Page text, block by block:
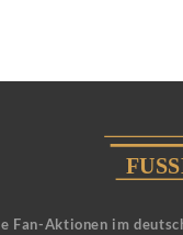
Fan-Aktionen im